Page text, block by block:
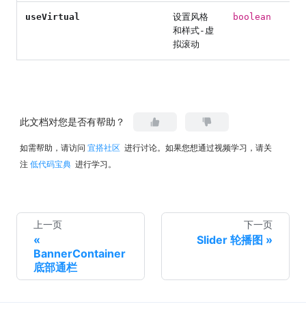
useVirtual
设置风格
和样式-虚
拟滚动
boolean
此文档对您是否有帮助？
如需帮助，请访问 宜搭社区 进行讨论。如果您想通过视频学习，请关
注 低代码宝典 进行学习。
上一页
BannerContainer
底部通栏
下一页
Slider 轮播图